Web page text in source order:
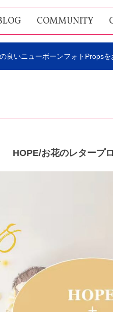
COMMUNITY
良いニューボーンフォトPropsを
HOPE/お花のレタープ